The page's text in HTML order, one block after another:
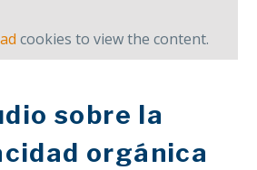
cookies to view the content.
sobre la
orgánica